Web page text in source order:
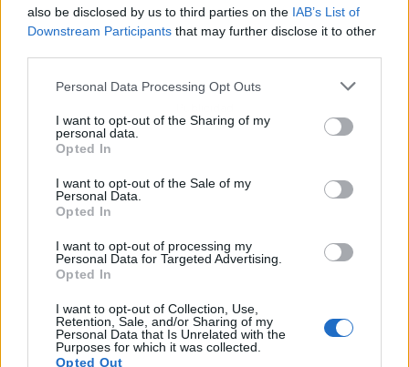
also be disclosed by us to third parties on the IAB’s List of
Downstream Participants that may further disclose it to other
Personal Data Processing Opt Outs
I want to opt-out of the Sharing of my
personal data.
Opted In
I want to opt-out of the Sale of my
Personal Data.
Opted In
I want to opt-out of processing my
Personal Data for Targeted Advertising.
Opted In
I want to opt-out of Collection, Use,
Retention, Sale, and/or Sharing of my
Personal Data that Is Unrelated with the
Purposes for which it was collected.
Opted Out